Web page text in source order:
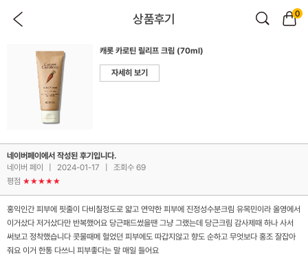
상품후기 0
캐롯 카로틴 릴리프 크림 (70ml)
자세히 보기
네이버페이에서 작성된 후기입니다.
네이버 페이
2024-01-17
조회수 69
평점 ★★★★★
홍익인간 피부에 핏줄이 다비칠정도로 얇고 연약한 피부에 진정성수분크림 유목민이라 올영에서
이거샀다 저거샀다만 반복했어요 당근패드썼을땐 그냥 그랬는데 당근크림 감사제때 하나 사서
써보고 정착했습니다 콧물때메 헐었던 피부에도 따갑지않고 향도 순하고 무엇보다 홍조 잘잡아
줘요 이거 한통 다쓰니 피부좋다는 말 매일 들어요